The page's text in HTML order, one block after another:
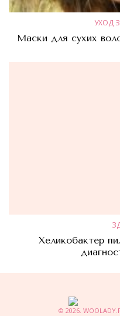
УХОД
Маски для сухих
Хеликобактер
© 2026.